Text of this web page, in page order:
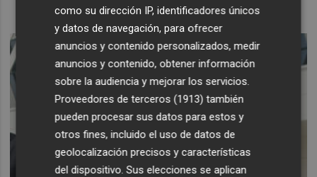
como su dirección IP, identificadores únicos
y datos de navegación, para ofrecer
anuncios y contenido personalizados, medir
anuncios y contenido, obtener información
sobre la audiencia y mejorar los servicios.
Proveedores de terceros (1913) también
pueden procesar sus datos para estos y
otros fines, incluido el uso de datos de
geolocalización precisos y características
del dispositivo. Sus elecciones se aplican